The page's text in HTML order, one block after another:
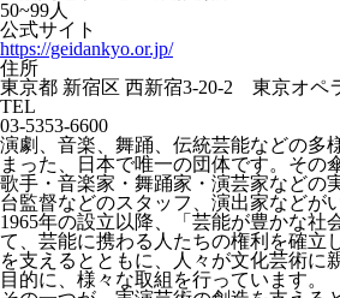
50~99人
公式サイト
https://geidankyo.or.jp/
住所
東京都 新宿区 西新宿3-20-2 東京オペ
TEL
03-5353-6600
演劇、音楽、舞踊、伝統芸能などの多
まった、日本で唯一の団体です。その
歌手・音楽家・舞踊家・演芸家などの
台監督などのスタッフ、演出家などが
1965年の設立以降、「芸能が豊かな社
て、芸能に携わる人たちの権利を確立
を支えるとともに、人々が文化芸術に
目的に、様々な取組を行っています。